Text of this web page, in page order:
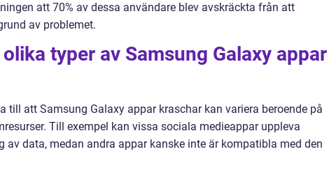
att 70% av dessa användare blev avskräckta från att
av problemet.
typer av Samsung Galaxy appar
till att Samsung Galaxy appar kraschar kan variera beroende på
Till exempel kan vissa sociala medieappar uppleva
av data, medan andra appar kanske inte är kompatibla med den